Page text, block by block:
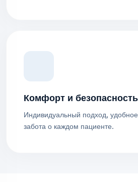
Комфорт и безопасность
Индивидуальный подход,
забота о каждом пациенте.